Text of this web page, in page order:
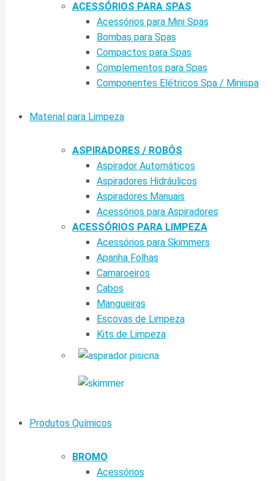
ACESSÓRIOS PARA SPAS
Acessórios para Mini Spas
Bombas para Spas
Compactos para Spas
Complementos para Spas
Componentes Elétricos Spa / Minispa
Material para Limpeza
ASPIRADORES / ROBÔS
Aspirador Automáticos
Aspiradores Hidráulicos
Aspiradores Manuais
Acessórios para Aspiradores
ACESSÓRIOS PARA LIMPEZA
Acessórios para Skimmers
Apanha Folhas
Camaroeiros
Cabos
Mangueiras
Escovas de Limpeza
Kits de Limpeza
Produtos Químicos
BROMO
Acessórios